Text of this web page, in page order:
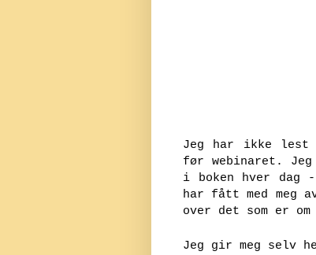
Jeg har ikke lest
før webinaret.
i boken hver dag
har fått med meg
over det som er
Jeg gir meg selv